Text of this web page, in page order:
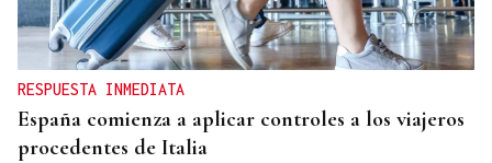
RESPUESTA INMEDIATA
España comienza a aplicar controles a los viajeros
procedentes de Italia